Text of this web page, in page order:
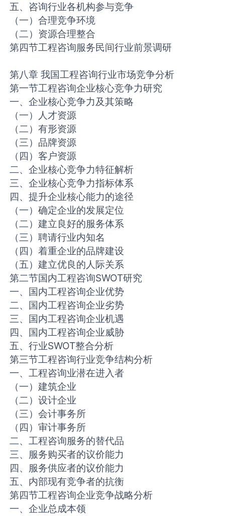
五、咨询行业各机构参与竞争
（一）合理竞争环境
（二）资源合理整合
第四节工程咨询服务民间行业前景调研
第八章 我国工程咨询行业市场竞争分析
第一节工程咨询企业核心竞争力研究
一、企业核心竞争力及其策略
（一）人才资源
（二）有形资源
（三）品牌资源
（四）客户资源
二、企业核心竞争力特征解析
三、企业核心竞争力指标体系
四、提升企业核心能力的途径
（一）确定企业的发展定位
（二）建立良好的服务体系
（三）聘请行业内知名
（四）着重企业的品牌建设
（五）建立优良的人际关系
第二节国内工程咨询SWOT研究
一、国内工程咨询企业优势
二、国内工程咨询企业劣势
三、国内工程咨询企业机遇
四、国内工程咨询企业威胁
五、行业SWOT整合分析
第三节工程咨询行业竞争结构分析
一、工程咨询业潜在进入者
（一）建筑企业
（二）设计企业
（三）会计事务所
（四）审计事务所
二、工程咨询服务的替代品
三、服务购买者的议价能力
四、服务供应者的议价能力
五、内部现有竞争者的抗衡
第四节工程咨询企业竞争战略分析
一、企业总成本领